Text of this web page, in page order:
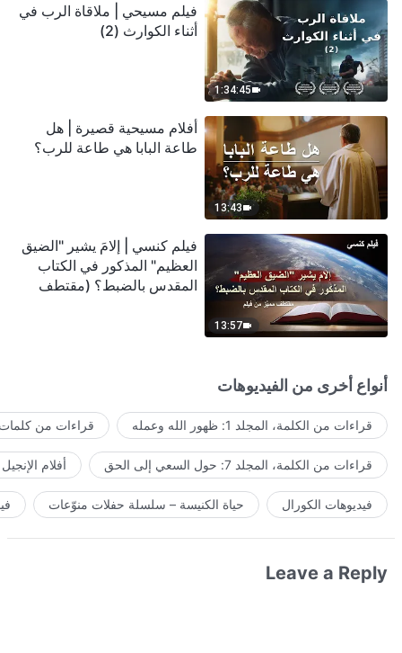
1:34:45
فيلم مسيحي | ملاقاة الرب في
أثناء الكوارث (2)
13:43
أفلام مسيحية قصيرة | هل
طاعة البابا هي طاعة للرب؟
13:57
فيلم كنسي | إلامَ يشير "الضيق
العظيم" المذكور في الكتاب
المقدس بالضبط؟ (مقتطف
أنواع أخرى من الفيديوهات
قراءات من الكلمة، المجلد 1: ظهور الله وعمله قراءات من كلمات
قراءات من الكلمة، المجلد 7: حول السعي إلى الحق أفلام الإنجيل
فيديوهات الكورال حياة الكنيسة – سلسلة حفلات منوّعات
Leave a Reply